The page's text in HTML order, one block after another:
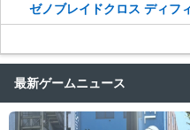
ゼノブレイドクロス ディフ
最新ゲームニュース